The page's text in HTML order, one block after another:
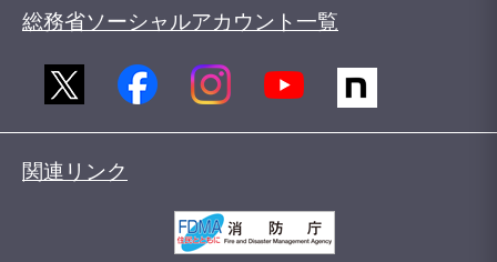
総務省ソーシャルアカウント一覧
関連リンク